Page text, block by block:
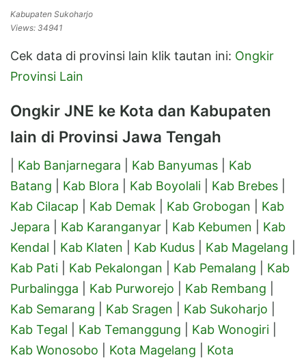
Kabupaten Sukoharjo
Views: 34941
Cek data di provinsi lain klik tautan ini: Ongkir
Provinsi Lain
Ongkir JNE ke Kota dan Kabupaten
lain di Provinsi Jawa Tengah
Kab Banjarnegara Kab Banyumas
Kab
Batang
Kab Blora Kab Boyolali Kab Brebes
Kab Cilacap
Kab Demak Kab Grobogan
Kab
Jepara
Kab Karanganyar Kab Kebumen
Kab
Kendal
Kab Klaten Kab Kudus Kab Magelang
Kab Pati
Kab Pekalongan Kab Pemalang
Kab
Purbalingga
Kab Purworejo Kab Rembang
Kab Semarang
Kab Sragen Kab Sukoharjo
Kab Tegal
Kab Temanggung Kab Wonogiri
Kab Wonosobo
Kota Magelang
Kota